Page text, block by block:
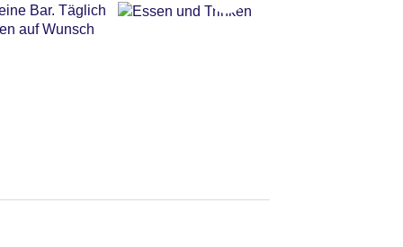
Bar. Täglich
auf Wunsch